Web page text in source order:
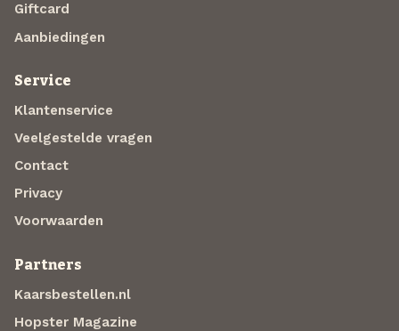
Giftcard
Aanbiedingen
Service
Klantenservice
Veelgestelde vragen
Contact
Privacy
Voorwaarden
Partners
Kaarsbestellen.nl
Hopster Magazine